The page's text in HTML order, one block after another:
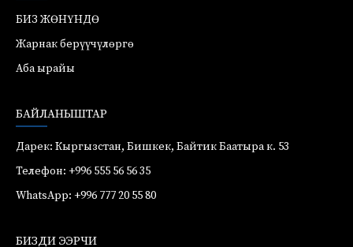
БИЗ ЖӨНҮНДӨ
Жарнак берүүчүлөргө
Аба ырайы
БАЙЛАНЫШТАР
Дарек: Кыргызстан, Бишкек, Байтик Баатыра к. 53
Телефон: +996 555 56 56 35
WhatsApp: +996 777 20 55 80
БИЗДИ ЭЭРЧИ